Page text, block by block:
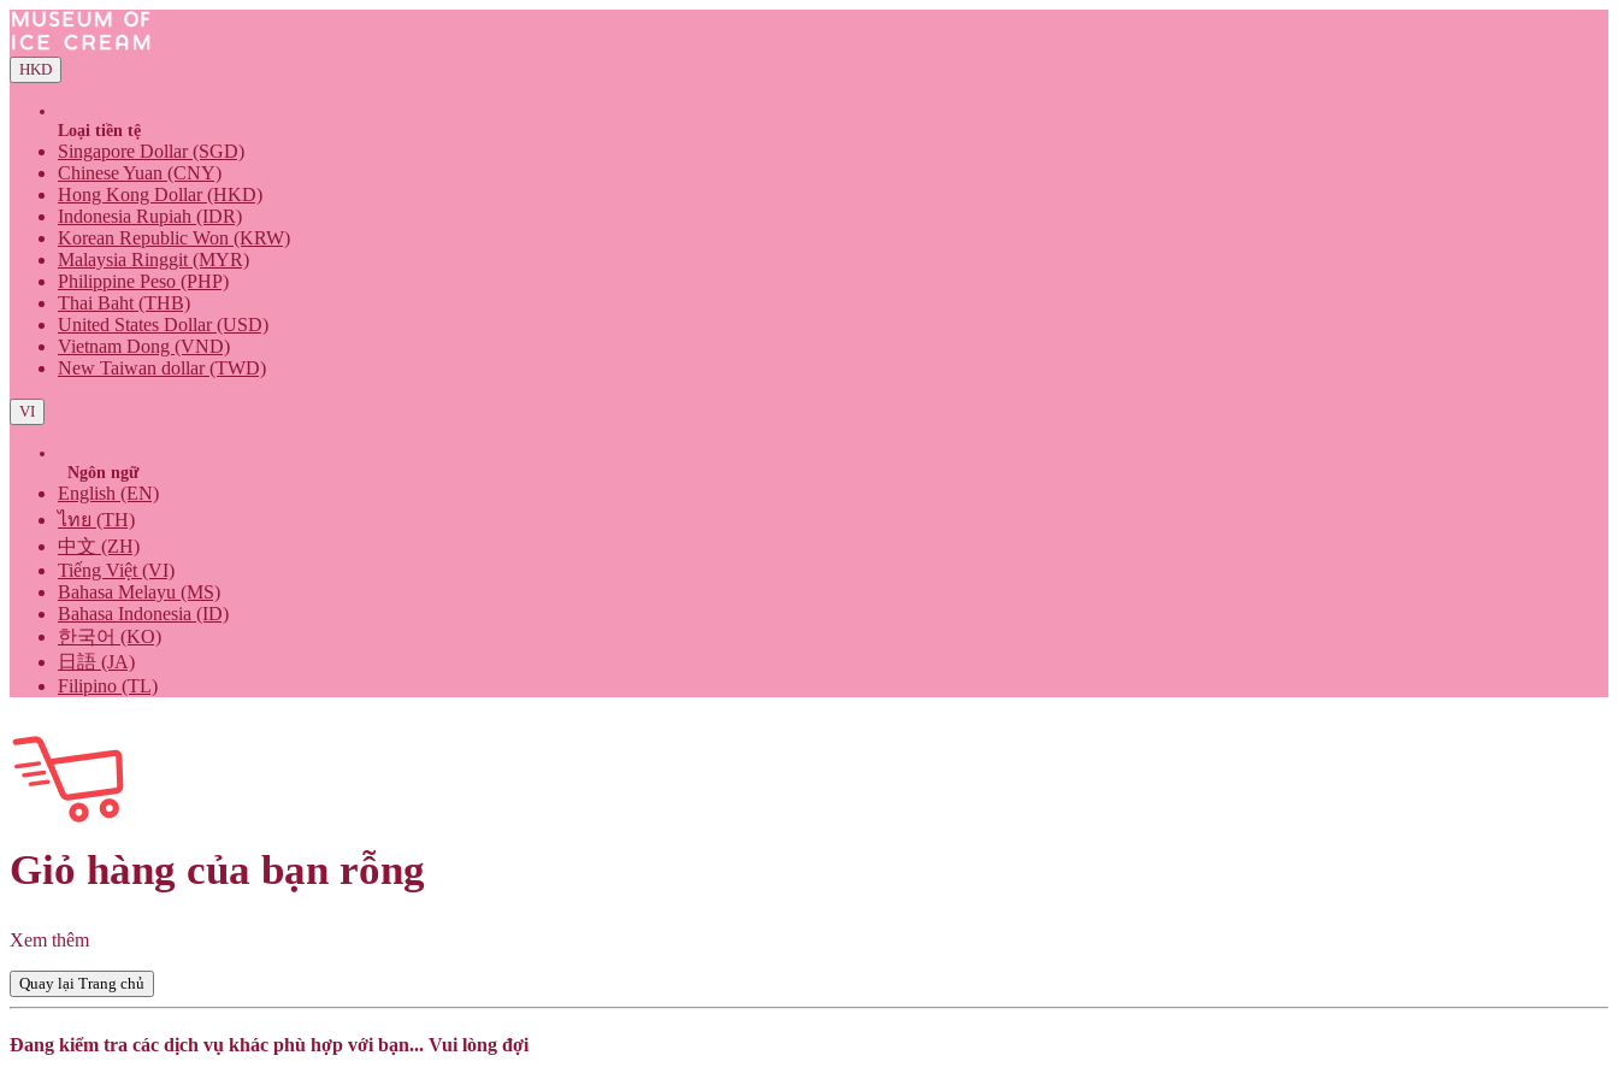
HKD
Loại tiền tệ
Singapore Dollar (SGD)
Chinese Yuan (CNY)
Hong Kong Dollar (HKD)
Indonesia Rupiah (IDR)
Korean Republic Won (KRW)
Malaysia Ringgit (MYR)
Philippine Peso (PHP)
Thai Baht (THB)
United States Dollar (USD)
Vietnam Dong (VND)
New Taiwan dollar (TWD)
VI
Ngôn ngữ
English (EN)
ไทย (TH)
中文 (ZH)
Tiếng Việt (VI)
Bahasa Melayu (MS)
Bahasa Indonesia (ID)
한국어 (KO)
日語 (JA)
Filipino (TL)
Giỏ hàng của bạn rỗng
Xem thêm
Quay lại Trang chủ
Đang kiểm tra các dịch vụ khác phù hợp với bạn... Vui lòng đợi